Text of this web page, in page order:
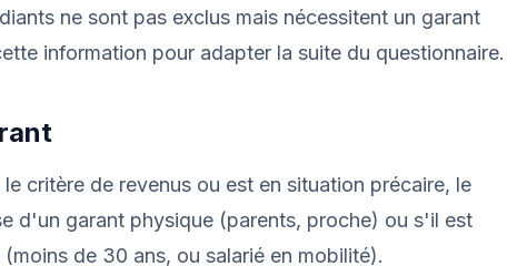
ne sont pas exclus mais nécessitent un garant
information pour adapter la suite du questionnaire.
critère de revenus ou est en situation précaire, le
d'un garant physique (parents, proche) ou s'il est
(moins de 30 ans, ou salarié en mobilité).